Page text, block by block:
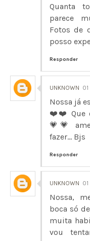
Quanta
parece
Fotos de
posso
Responder
UNKNOWN
Nossa já
❤️❤️ Que
💗💗
fazer... Bjs
Responder
UNKNOWN
Nossa,
boca só
muita
vou